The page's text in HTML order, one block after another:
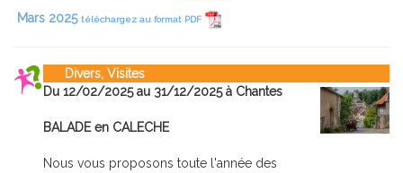
Mars 2025 téléchargez au format PDF
Divers, Visites
Du 12/02/2025 au 31/12/2025 à Chantes
BALADE en CALECHE
Nous vous proposons toute l'année des